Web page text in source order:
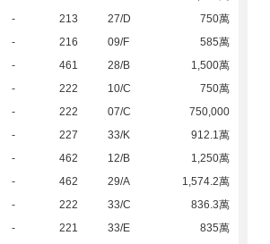
- 213 27/D
750萬
- 216 09/F
585萬
- 461 28/B
1,500萬
- 222 10/C
750萬
- 222 07/C
750,000
- 227 33/K
912.1萬
- 462 12/B
1,250萬
- 462 29/A
1,574.2萬
- 222 33/C
836.3萬
- 221 33/E
835萬